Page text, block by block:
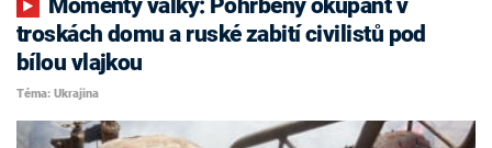
troskách domu a ruské zabití civilistů pod
bílou vlajkou
Téma: Ukrajina